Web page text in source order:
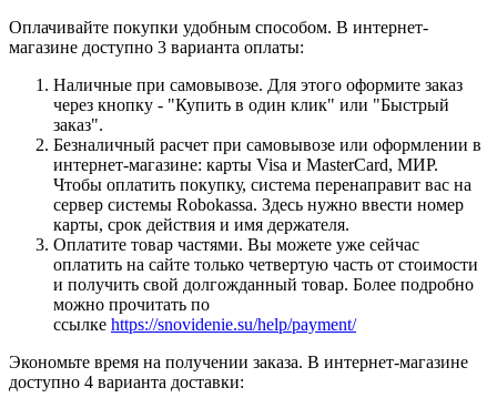
Оплачивайте покупки удобным способом. В интернет-
магазине доступно 3 варианта оплаты:
Наличные при самовывозе. Для этого оформите заказ
через кнопку - "Купить в один клик" или "Быстрый
заказ".
Безналичный расчет при самовывозе или оформлении в
интернет-магазине: карты Visa и MasterCard, МИР.
Чтобы оплатить покупку, система перенаправит вас на
сервер системы Robokassa. Здесь нужно ввести номер
карты, срок действия и имя держателя.
Оплатите товар частями. Вы можете уже сейчас
оплатить на сайте только четвертую часть от стоимости
и получить свой долгожданный товар. Более подробно
можно прочитать по
ссылке https://snovidenie.su/help/payment/
Экономьте время на получении заказа. В интернет-магазине
доступно 4 варианта доставки: